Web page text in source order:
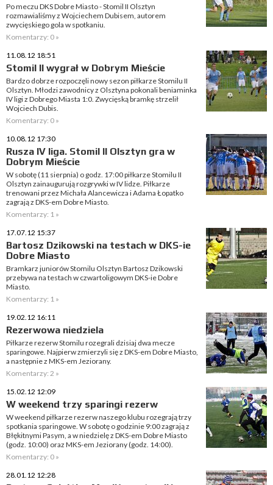
Po meczu DKS Dobre Miasto - Stomil II Olsztyn
rozmawialiśmy z Wojciechem Dubisem, autorem
zwycięskiego gola w spotkaniu.
Komentarzy: 0 »
11.08.12 18:51
Stomil II wygrał w Dobrym Mieście
Bardzo dobrze rozpoczęli nowy sezon piłkarze Stomilu II
Olsztyn. Młodzi zawodnicy z Olsztyna pokonali beniaminka
IV ligi z Dobrego Miasta 1:0. Zwycięską bramkę strzelił
Wojciech Dubis.
Komentarzy: 0 »
10.08.12 17:30
Rusza IV liga. Stomil II Olsztyn gra w
Dobrym Mieście
W sobotę (11 sierpnia) o godz. 17:00 piłkarze Stomilu II
Olsztyn zainaugurują rozgrywki w IV lidze. Piłkarze
trenowani przez Michała Alancewicza i Adama Łopatko
zagrają z DKS-em Dobre Miasto.
Komentarzy: 1 »
17.07.12 15:37
Bartosz Dzikowski na testach w DKS-ie
Dobre Miasto
Bramkarz juniorów Stomilu Olsztyn Bartosz Dzikowski
przebywa na testach w czwartoligowym DKS-ie Dobre
Miasto.
Komentarzy: 1 »
19.02.12 16:11
Rezerwowa niedziela
Piłkarze rezerw Stomilu rozegrali dzisiaj dwa mecze
sparingowe. Najpierw zmierzyli się z DKS-em Dobre Miasto,
a następnie z MKS-em Jeziorany.
Komentarzy: 2 »
15.02.12 12:09
W weekend trzy sparingi rezerw
W weekend piłkarze rezerw naszego klubu rozegrają trzy
spotkania sparingowe. W sobotę o godzinie 9:00 zagrają z
Błękitnymi Pasym, a w niedzielę z DKS-em Dobre Miasto
(godz. 10:00) oraz MKS-em Jeziorany (godz. 14:00).
Komentarzy: 0 »
28.01.12 12:28